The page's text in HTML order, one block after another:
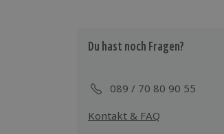
Du hast noch Fragen?
089 / 70 80 90 55
Kontakt & FAQ